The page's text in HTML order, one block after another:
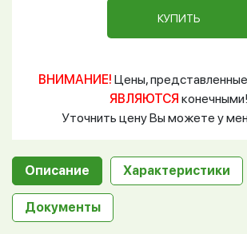
КУПИТЬ
ВНИМАНИЕ! Цены,
ЯВЛЯЮТСЯ конечными!
Уточнить цену Вы можете у
Описание Характеристики
Документы